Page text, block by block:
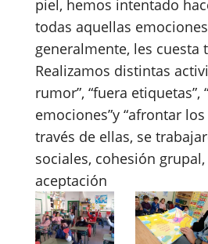
piel, hemos intentado
todas aquellas
generalmente, les cuesta
Realizamos distintas
rumor”, “fuera etiquetas”,
emociones”y “afrontar
través de ellas, se
sociales, cohesión
aceptación